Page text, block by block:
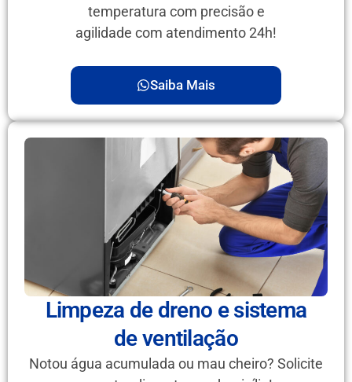
temperatura com precisão e
agilidade com atendimento 24h!
Saiba Mais
Limpeza de dreno e sistema
de ventilação
Notou água acumulada ou mau cheiro? Solicite